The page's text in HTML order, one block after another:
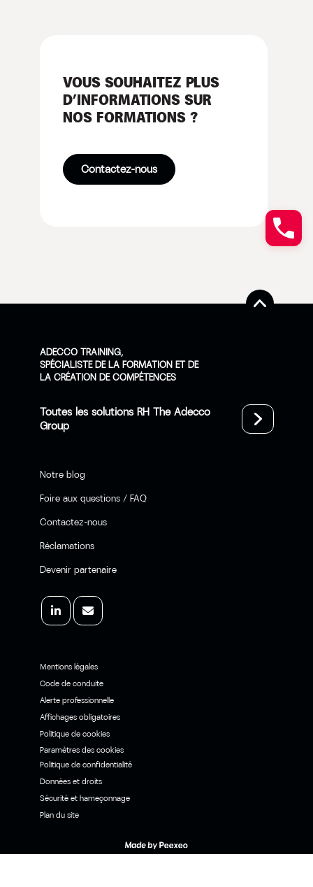
VOUS SOUHAITEZ PLUS
D’INFORMATIONS SUR
NOS FORMATIONS ?
Contactez-nous
ADECCO TRAINING,
SPÉCIALISTE DE LA FORMATION ET DE
LA CRÉATION DE COMPÉTENCES
Toutes les solutions RH The Adecco
Group
Notre blog
Foire aux questions / FAQ
Contactez-nous
Réclamations
Devenir partenaire
Mentions légales
Code de conduite
Alerte professionnelle
Affichages obligatoires
Politique de cookies
Paramètres des cookies
Politique de confidentialité
Données et droits
Sécurité et hameçonnage
Plan du site